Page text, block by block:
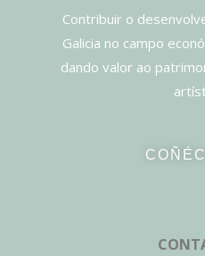
Contribuir o
Galicia no campo
dando valor ao